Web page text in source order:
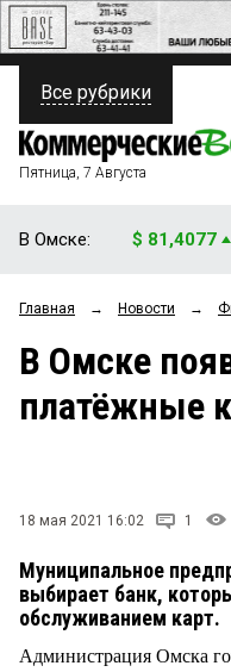
ПОЛИТИКА
ФИНАНСЫ
ОБЩЕСТВО
ЗАКОН
Все рубрики
Пятница, 7 Августа
В Омске: $ 81,4077
Главная → Новости →
В Омске
платёжные
18 мая 2021 16:02 1
Муниципальное
выбирает банк,
обслуживанием карт.
Администрация Омска